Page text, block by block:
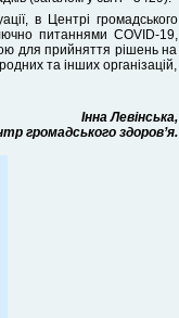
в Центрі громадського
питаннями COVID-19,
для прийняття рішень на
та інших організацій,
Інна Левінська,
громадського здоров’я.